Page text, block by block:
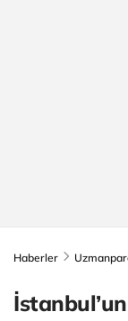
Haberler